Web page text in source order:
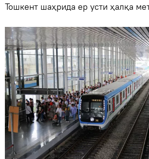
Тошкент шаҳрида ер усти ҳалқа